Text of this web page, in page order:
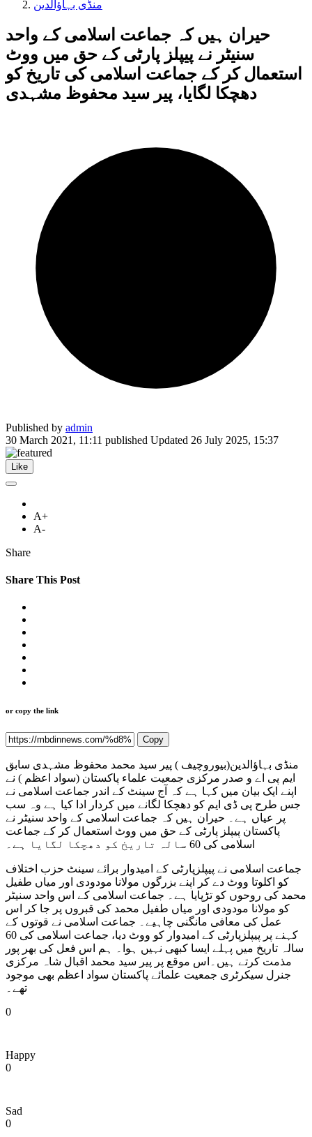
منڈی بہاؤالدین
حیران ہیں کہ جماعت اسلامی کے واحد
سنیٹر نے پیپلز پارٹی کے حق میں ووٹ
استعمال کر کے جماعت اسلامی کی تاریخ کو
دھچکا لگایا، پیر سید محفوظ مشہدی
Published by admin
30 March 2021, 11:11 published Updated 26 July 2025, 15:37
Like
A+
A-
Share
Share This Post
or copy the link
Copy
منڈی بہاؤالدین(بیوروچیف ) پیر سید محمد محفوظ مشہدی سابق
ایم پی اے و صدر مرکزی جمعیت علماء پاکستان (سواد اعظم ) نے
اپنے ایک بیان میں کہا ہے کہ آج سینٹ کے اندر جماعت اسلامی نے
جس طرح پی ڈی ایم کو دھچکا لگانے میں کردار ادا کیا ہے وہ سب
پر عیاں ہے۔ حیران ہیں کہ جماعت اسلامی کے واحد سنیٹر نے
پاکستان پیپلز پارٹی کے حق میں ووٹ استعمال کر کے جماعت
اسلامی کی 60 سالہ تاریخ کو دھچکا لگایا ہے۔
جماعت اسلامی نے پیپلزپارٹی کے امیدوار برائے سینٹ حزب اختلاف
کو اکلوتا ووٹ دے کر اپنے بزرگوں مولانا مودودی اور میاں طفیل
محمد کی روحوں کو تڑپایا ہے۔ جماعت اسلامی کے اس واحد سنیٹر
کو مولانا مودودی اور میاں طفیل محمد کی قبروں پر جا کر اس
عمل کی معافی مانگنی چاہیے۔ جماعت اسلامی نے قوتوں کے
کہنے پر پیپلزپارٹی کے امیدوار کو ووٹ دیا، جماعت اسلامی کی 60
سالہ تاریخ میں پہلے ایسا کبھی نہیں ہوا۔ ہم اس فعل کی بھر پور
مذمت کرتے ہیں۔اس موقع پر پیر سید محمد اقبال شاہ مرکزی
جنرل سیکرٹری جمعیت علمائے پاکستان سواد اعظم بھی موجود
تھے۔
0
Happy
0
Sad
0